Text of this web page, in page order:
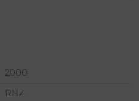
2000
RHZ